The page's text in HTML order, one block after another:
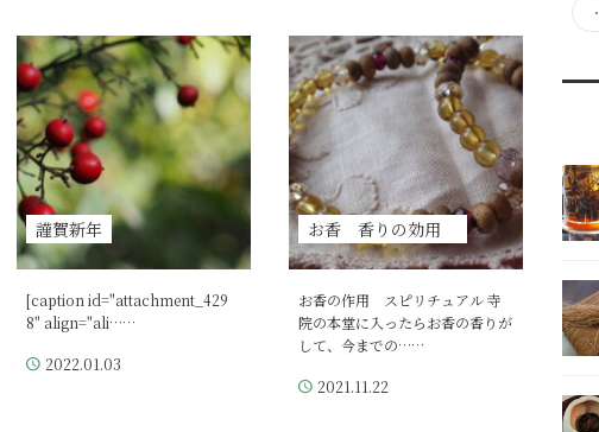
謹賀新年
[caption id="attachment_429
8" align="ali……
2022.01.03
お香 香りの効用
お香の作用 スピリチュアル 寺
院の本堂に入ったらお香の香りが
して、今までの……
2021.11.22
・